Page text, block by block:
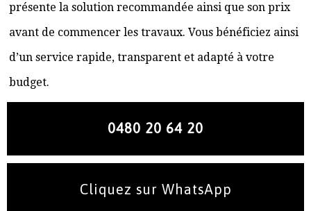
présente la solution recommandée ainsi que son prix
avant de commencer les travaux. Vous bénéficiez ainsi
d’un service rapide, transparent et adapté à votre
budget.
0480 20 64 20
Cliquez sur WhatsApp